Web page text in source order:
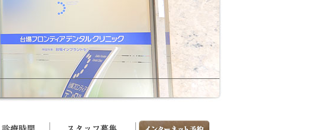
地図・診療時間 スタッフ募集